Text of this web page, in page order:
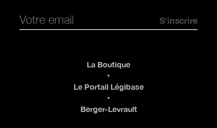
La Boutique
Le Portail Légibase
Berger-Levrault